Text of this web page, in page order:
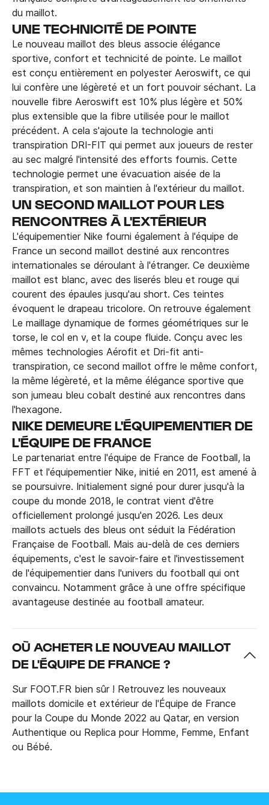
du maillot.
UNE TECHNICITÉ DE POINTE
Le nouveau maillot des bleus associe élégance
sportive, confort et technicité de pointe. Le maillot
est conçu entièrement en polyester Aeroswift, ce qui
lui confère une légèreté et un fort pouvoir séchant. La
nouvelle fibre Aeroswift est 10% plus légère et 50%
plus extensible que la fibre utilisée pour le maillot
précédent. A cela s'ajoute la technologie anti
transpiration DRI-FIT qui permet aux joueurs de rester
au sec malgré l'intensité des efforts fournis. Cette
technologie permet une évacuation aisée de la
transpiration, et son maintien à l'extérieur du maillot.
UN SECOND MAILLOT POUR LES
RENCONTRES À L'EXTÉRIEUR
L'équipementier Nike fourni également à l'équipe de
France un second maillot destiné aux rencontres
internationales se déroulant à l'étranger. Ce deuxième
maillot est blanc, avec des liserés bleu et rouge qui
courent des épaules jusqu'au short. Ces teintes
évoquent le drapeau tricolore. On retrouve également
Le maillage dynamique de formes géométriques sur le
torse, le col en v, et la coupe fluide. Conçu avec les
mêmes technologies Aérofit et Dri-fit anti-
transpiration, ce second maillot offre le même confort,
la même légèreté, et la même élégance sportive que
son jumeau bleu cobalt destiné aux rencontres dans
l'hexagone.
NIKE DEMEURE L'ÉQUIPEMENTIER DE
L'ÉQUIPE DE FRANCE
Le partenariat entre l'équipe de France de Football, la
FFT et l'équipementier Nike, initié en 2011, est amené à
se poursuivre. Initialement signé pour durer jusqu'à la
coupe du monde 2018, le contrat vient d'être
officiellement prolongé jusqu'en 2026. Les deux
maillots actuels des bleus ont séduit la Fédération
Française de Football. Mais au-delà de ces derniers
équipements, c'est le savoir-faire et l'investissement
de l'équipementier dans l'univers du football qui ont
convaincu. Notamment grâce à une offre spécifique
avantageuse destinée au football amateur.
OÙ ACHETER LE NOUVEAU MAILLOT
DE L'ÉQUIPE DE FRANCE ?
Sur FOOT.FR bien sûr ! Retrouvez les nouveaux
maillots domicile et extérieur de l'Équipe de France
pour la Coupe du Monde 2022 au Qatar, en version
Authentique ou Replica pour Homme, Femme, Enfant
ou Bébé.